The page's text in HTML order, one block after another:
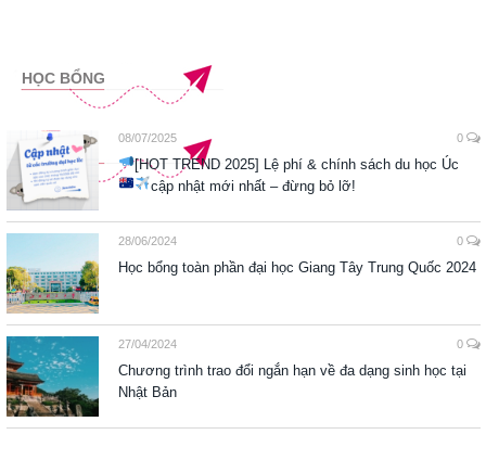
HỌC BỔNG
08/07/2025 0
[HOT TREND 2025] Lệ phí & chính sách du học Úc
cập nhật mới nhất – đừng bỏ lỡ!
28/06/2024 0
Học bổng toàn phần đại học Giang Tây Trung Quốc 2024
27/04/2024 0
Chương trình trao đổi ngắn hạn về đa dạng sinh học tại
Nhật Bản